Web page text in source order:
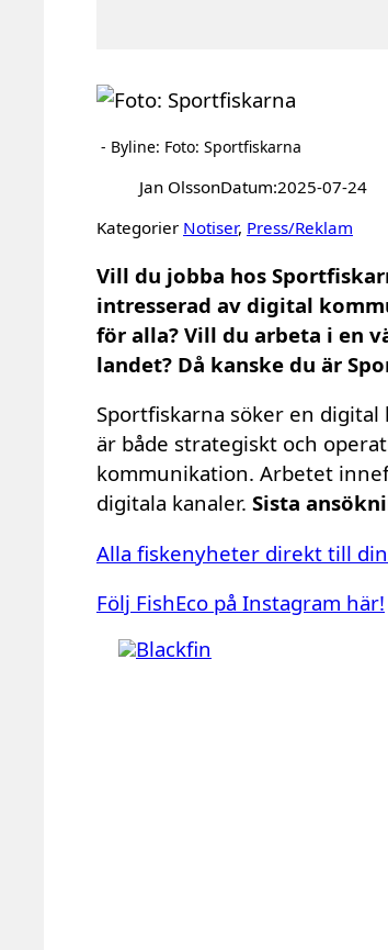
- Byline: Foto: Sportfiskarna
Jan OlssonDatum:2025-07-24
Kategorier Notiser, Press/Reklam
Vill du jobba hos
intresserad av digital
för alla? Vill du arbeta i en
landet? Då kanske du är
Sportfiskarna söker en
är både strategiskt och
kommunikation. Arbetet
digitala kanaler. Sista
Alla fiskenyheter direkt till
Följ FishEco på Instagram här!